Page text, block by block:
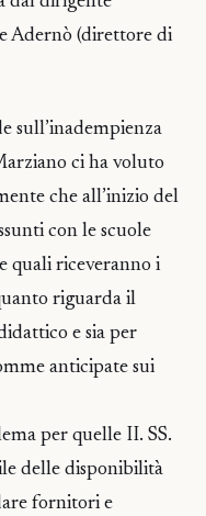
Adernò (direttore di
sull’inadempienza
ci ha voluto
che all’inizio del
con le scuole
quali riceveranno i
riguarda il
e sia per
anticipate sui
per quelle II. SS.
delle disponibilità
fornitori e